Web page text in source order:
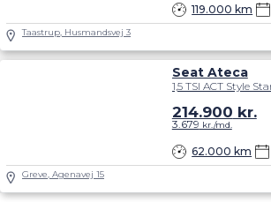
119.000 km
Taastrup, Husmandsvej 3
Seat Ateca
62.000 km
214.900 kr.
3.679 kr./md.
Greve, Agenavej 15